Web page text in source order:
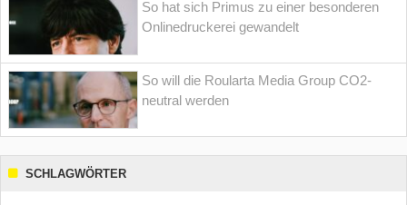
So hat sich Primus zu einer besonderen
Onlinedruckerei gewandelt
So will die Roularta Media Group CO2-
neutral werden
SCHLAGWÖRTER